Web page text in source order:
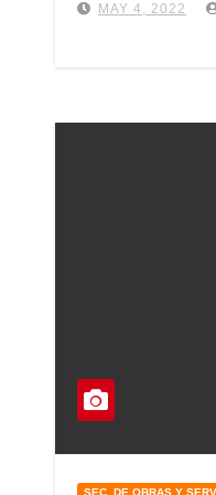
MAY 4, 2022
SEC. DE OBRAS Y